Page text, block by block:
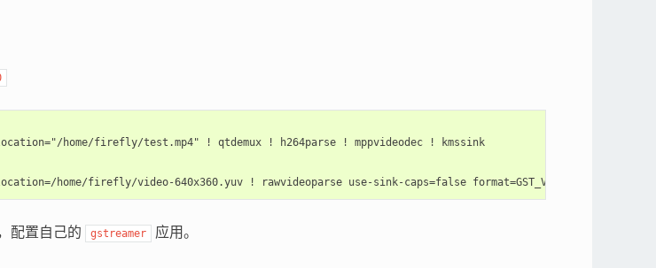
home/firefly/test.mp4" ! qtdemux ! h264parse ! mppvideodec ! kmssink
配置自己的 gstreamer 应用。